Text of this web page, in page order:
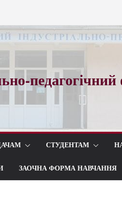
СТУДЕНТАМ
ЗАОЧНА ФОРМА НАВЧАННЯ